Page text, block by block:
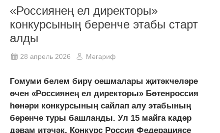
«Россиянең ел директоры»
конкурсының беренче этабы старт
алды
28 апрель 2026 Мәгариф
Гомуми белем бирү оешмалары җитәкчеләре
өчен «Россиянең ел директоры» Бөтенроссия
һөнәри конкурсының сайлап алу этабының
беренче туры башланды. Ул 15 майга кадәр
дәвам итәчәк. Конкурс Россия Федерациясе